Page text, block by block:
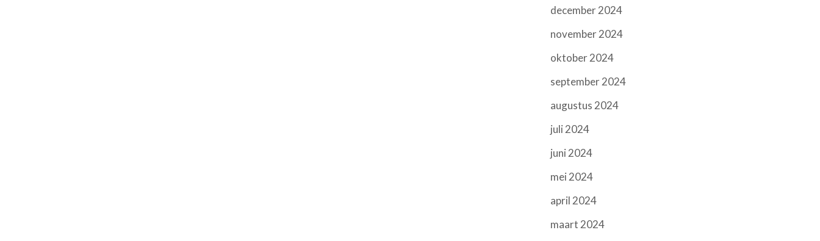
december 2024
november 2024
oktober 2024
september 2024
augustus 2024
juli 2024
juni 2024
mei 2024
april 2024
maart 2024